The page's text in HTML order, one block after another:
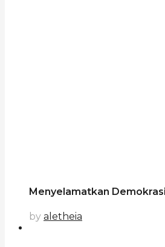
Menyelamatkan
by aletheia